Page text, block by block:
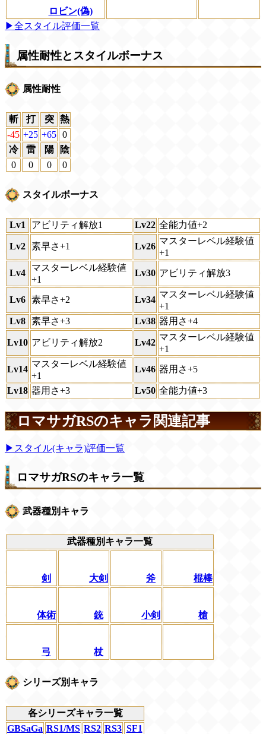
ロビン(偽)
▶全スタイル評価一覧
属性耐性とスタイルボーナス
属性耐性
斬 打 突
熱
-45 +25 +65 0
冷
雷 陽
陰
0
0 0 0
スタイルボーナス
Lv1 アビリティ解放1 Lv22 全能力値+2
Lv2 素早さ+1 Lv26
マスターレベル経験値
+1
Lv4
マスターレベル経験値
+1
Lv30 アビリティ解放3
Lv6 素早さ+2 Lv34
マスターレベル経験値
+1
Lv8 素早さ+3 Lv38 器用さ+4
Lv10 アビリティ解放2 Lv42
マスターレベル経験値
+1
Lv14
マスターレベル経験値
+1
Lv46 器用さ+5
Lv18 器用さ+3 Lv50 全能力値+3
ロマサガRSのキャラ関連記事
▶スタイル(キャラ)評価一覧
ロマサガRSのキャラ一覧
武器種別キャラ
武器種別キャラ一覧
剣 大剣 斧 棍棒
体術 銃 小剣 槍
弓 杖
シリーズ別キャラ
各シリーズキャラ一覧
GBSaGa RS1/MS RS2 RS3 SF1